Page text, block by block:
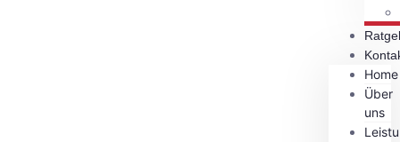
Home
Über
uns